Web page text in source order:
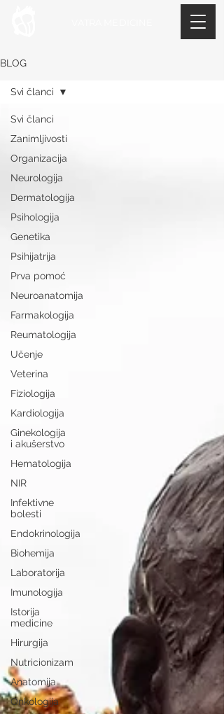
BLOG
Svi članci
Zanimljivosti
Organizacija
Neurologija
Dermatologija
Psihologija
Genetika
Psihijatrija
Prva pomoć
Neuroanatomija
Farmakologija
Reumatologija
Učenje
Veterina
Fiziologija
Kardiologija
Ginekologija
i akušerstvo
Hematologija
NIR
Infektivne
bolesti
Endokrinologija
Biohemija
Laboratorija
Imunologija
Istorija
medicine
Hirurgija
Nutricionizam
Anatomija
Onkologija
Svi članci